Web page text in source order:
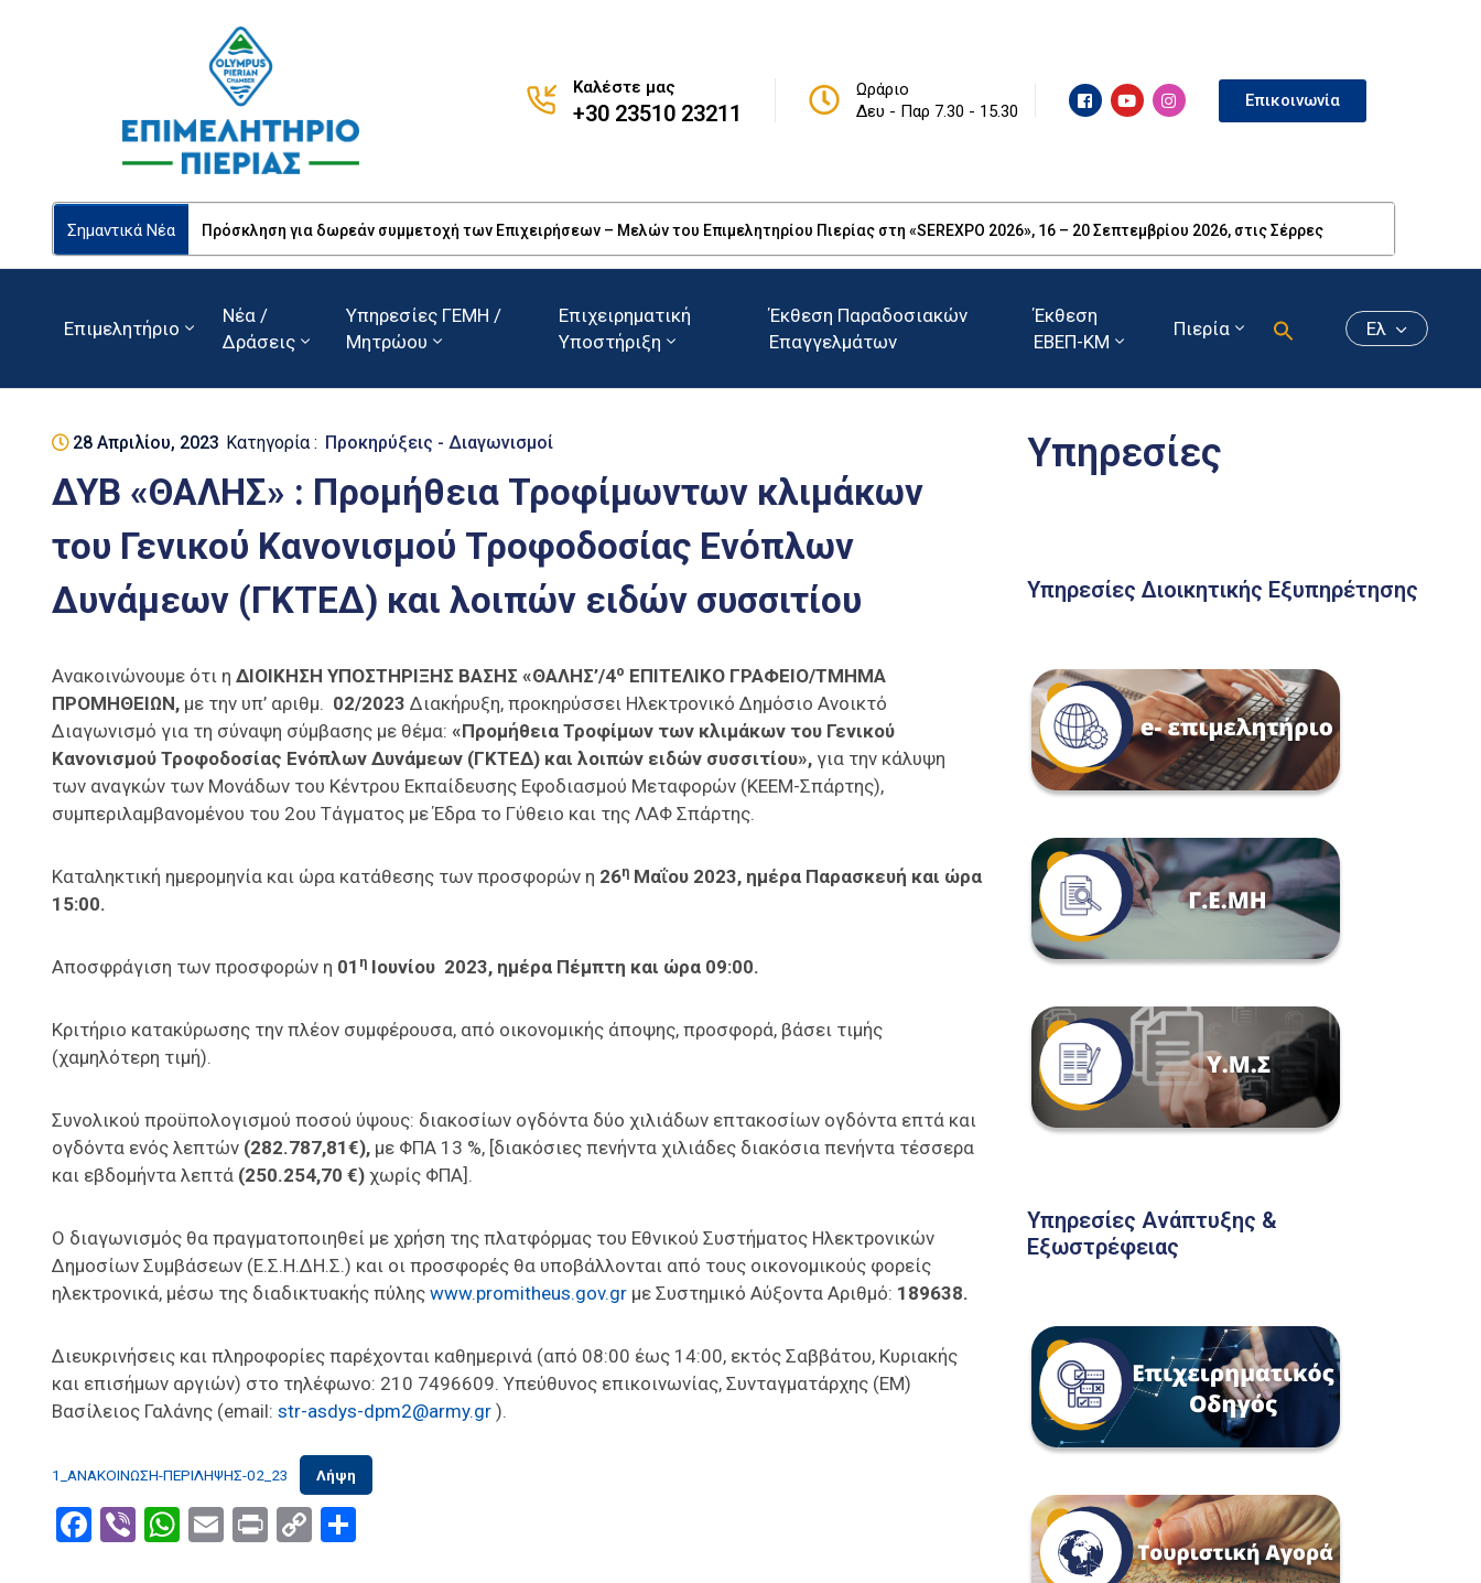
Καλέστε μας
+30 23510 23211
Ωράριο
Δευ - Παρ 7.30 - 15.30
Επικοινωνία
Σημαντικά Νέα Πρόσκληση για δωρεάν συμμετοχή των Επιχειρήσεων – Μελών του Επιμελητηρίου Πιερίας στη «SEREXPO 2026», 16 – 20 Σεπτεμβρίου 2026, στις Σέρρες
Επιμελητήριο
Νέα /
Δράσεις
Υπηρεσίες ΓΕΜΗ /
Μητρώου
Επιχειρηματική
Υποστήριξη
Έκθεση Παραδοσιακών
Επαγγελμάτων
Έκθεση
ΕΒΕΠ-ΚΜ
Πιερία Ελ
28 Απριλίου, 2023 Κατηγορία : Προκηρύξεις - Διαγωνισμοί
ΔΥΒ «ΘΑΛΗΣ» : Προμήθεια Τροφίμωντων κλιμάκων
του Γενικού Κανονισμού Τροφοδοσίας Ενόπλων
Δυνάμεων (ΓΚΤΕΔ) και λοιπών ειδών συσσιτίου
Ανακοινώνουμε ότι η ΔΙΟΙΚΗΣΗ ΥΠΟΣΤΗΡΙΞΗΣ ΒΑΣΗΣ «ΘΑΛΗΣ’/4ο ΕΠΙΤΕΛΙΚΟ ΓΡΑΦΕΙΟ/ΤΜΗΜΑ
ΠΡΟΜΗΘΕΙΩΝ, με την υπ’ αριθμ. 02/2023 Διακήρυξη, προκηρύσσει Ηλεκτρονικό Δημόσιο Ανοικτό
Διαγωνισμό για τη σύναψη σύμβασης με θέμα: «Προμήθεια Τροφίμων των κλιμάκων του Γενικού
Κανονισμού Τροφοδοσίας Ενόπλων Δυνάμεων (ΓΚΤΕΔ) και λοιπών ειδών συσσιτίου», για την κάλυψη
των αναγκών των Μονάδων του Κέντρου Εκπαίδευσης Εφοδιασμού Μεταφορών (ΚΕΕΜ-Σπάρτης),
συμπεριλαμβανομένου του 2ου Τάγματος με Έδρα το Γύθειο και της ΛΑΦ Σπάρτης.
Καταληκτική ημερομηνία και ώρα κατάθεσης των προσφορών η 26η Μαΐου 2023, ημέρα Παρασκευή και ώρα
15:00.
Αποσφράγιση των προσφορών η 01 η Ιουνίου 2023, ημέρα Πέμπτη και ώρα 09:00.
Κριτήριο κατακύρωσης την πλέον συμφέρουσα, από οικονομικής άποψης, προσφορά, βάσει τιμής
(χαμηλότερη τιμή).
Συνολικού προϋπολογισμού ποσού ύψους: διακοσίων ογδόντα δύο χιλιάδων επτακοσίων ογδόντα επτά και
ογδόντα ενός λεπτών (282.787,81€), με ΦΠΑ 13 %, [διακόσιες πενήντα χιλιάδες διακόσια πενήντα τέσσερα
και εβδομήντα λεπτά (250.254,70 €) χωρίς ΦΠΑ].
Ο διαγωνισμός θα πραγματοποιηθεί με χρήση της πλατφόρμας του Εθνικού Συστήματος Ηλεκτρονικών
Δημοσίων Συμβάσεων (Ε.Σ.Η.ΔΗ.Σ.) και οι προσφορές θα υποβάλλονται από τους οικονομικούς φορείς
ηλεκτρονικά, μέσω της διαδικτυακής πύλης www.promitheus.gov.gr με Συστημικό Αύξοντα Αριθμό: 189638.
Διευκρινήσεις και πληροφορίες παρέχονται καθημερινά (από 08:00 έως 14:00, εκτός Σαββάτου, Κυριακής
και επισήμων αργιών) στο τηλέφωνο: 210 7496609. Υπεύθυνος επικοινωνίας, Συνταγματάρχης (ΕΜ)
Βασίλειος Γαλάνης (email: str-asdys-dpm2@army.gr ).
1_ΑΝΑΚΟΙΝΩΣΗ-ΠΕΡΙΛΗΨΗΣ-02_23 Λήψη
Facebook
ViberWhatsApp
EmailPrintCopy
Υπηρεσίες
Υπηρεσίες Διοικητικής Εξυπηρέτησης
Υπηρεσίες Ανάπτυξης &
Εξωστρέφειας